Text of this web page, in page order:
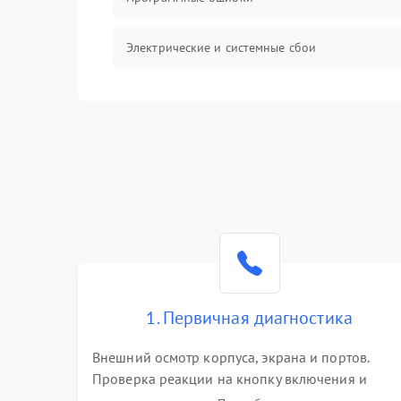
Электрические и системные сбои
Система охлаждения
1. Первичная диагностика
Внешний осмотр корпуса, экрана и портов.
Проверка реакции на кнопку включения и